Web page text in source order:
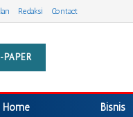
Redaksi Contact
PAPER
Home Bisnis